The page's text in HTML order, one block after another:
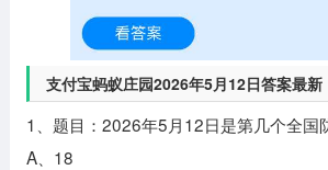
支付宝蚂蚁庄园2026年5月12日答案最新
1、题目：2026年5月12日是第几个全国
A、18